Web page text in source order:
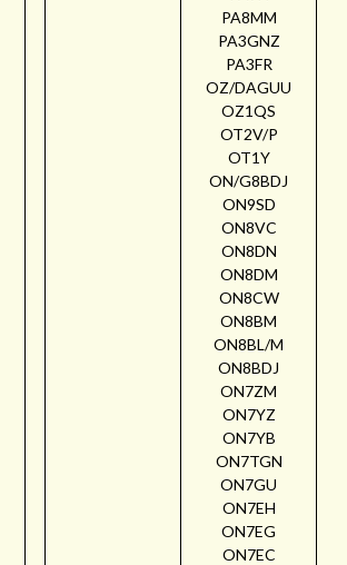
PA8MM
PA3GNZ
PA3FR
OZ/DAGUU
OZ1QS
OT2V/P
OT1Y
ON/G8BDJ
ON9SD
ON8VC
ON8DN
ON8DM
ON8CW
ON8BM
ON8BL/M
ON8BDJ
ON7ZM
ON7YZ
ON7YB
ON7TGN
ON7GU
ON7EH
ON7EG
ON7EC